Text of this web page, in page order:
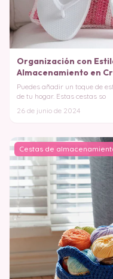
Organización con
Almacenamiento en
Puedes añadir un toque de
de tu hogar. Estas cestas so
26 de junio de 2024
Cestas de